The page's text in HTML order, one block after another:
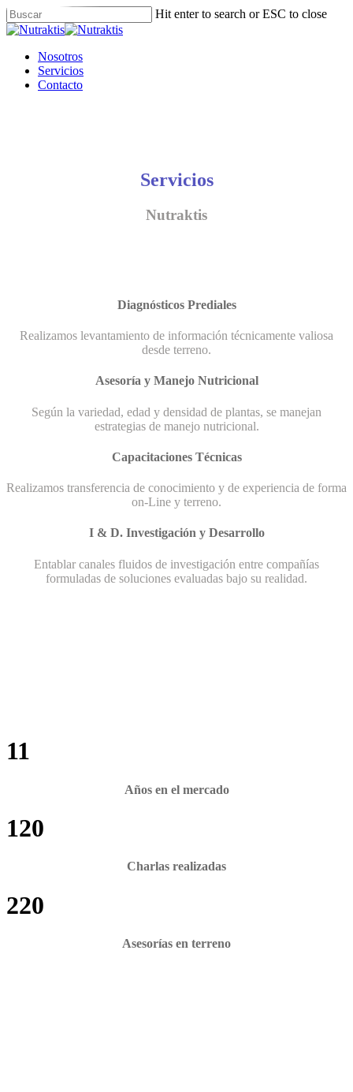
Skip
to
content
Hit enter to search or ESC to close
Close
Menu
Nosotros
Servicios
Contacto
Servicios
Nutraktis
Diagnósticos Prediales
Realizamos levantamiento de información técnicamente valiosa
desde terreno.
Asesoría y Manejo Nutricional
Según la variedad, edad y densidad de plantas, se manejan
estrategias de manejo nutricional.
Capacitaciones Técnicas
Realizamos transferencia de conocimiento y de experiencia de forma
on-Line y terreno.
I & D. Investigación y Desarrollo
Entablar canales fluidos de investigación entre compañías
formuladas de soluciones evaluadas bajo su realidad.
11
Años en el mercado
120
Charlas realizadas
220
Asesorías en terreno